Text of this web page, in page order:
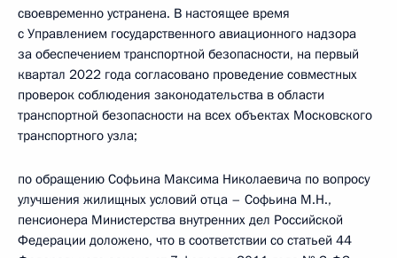
своевременно устранена. В настоящее время
с Управлением государственного авиационного надзора
за обеспечением транспортной безопасности, на первый
квартал 2022 года согласовано проведение совместных
проверок соблюдения законодательства в области
транспортной безопасности на всех объектах Московского
транспортного узла;
по обращению Софьина Максима Николаевича по вопросу
улучшения жилищных условий отца – Софьина М.Н.,
пенсионера Министерства внутренних дел Российской
Федерации доложено, что в соответствии со статьей 44